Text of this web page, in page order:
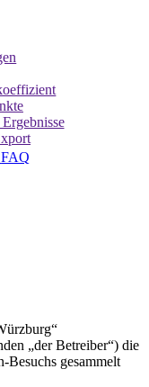
Ergebnisse
FAQ
„der Betreiber“) die
Besuchs gesammelt